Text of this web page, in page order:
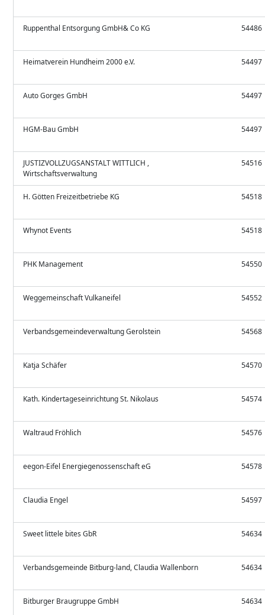
Ruppenthal Entsorgung GmbH& Co KG 54486
Heimatverein Hundheim 2000 e.V. 54497
Auto Gorges GmbH 54497
HGM-Bau GmbH 54497
JUSTIZVOLLZUGSANSTALT WITTLICH ,
Wirtschaftsverwaltung
54516
H. Götten Freizeitbetriebe KG 54518
Whynot Events 54518
PHK Management 54550
Weggemeinschaft Vulkaneifel 54552
Verbandsgemeindeverwaltung Gerolstein 54568
Katja Schäfer 54570
Kath. Kindertageseinrichtung St. Nikolaus 54574
Waltraud Fröhlich 54576
eegon-Eifel Energiegenossenschaft eG 54578
Claudia Engel 54597
Sweet littele bites GbR 54634
Verbandsgemeinde Bitburg-land, Claudia Wallenborn 54634
Bitburger Braugruppe GmbH 54634